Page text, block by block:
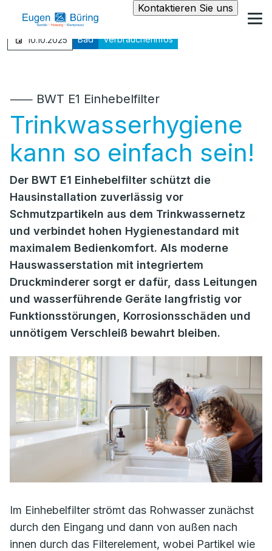
Kontaktieren Sie uns
10.10.2025 Bad Verbraucherinfos
⸺ BWT E1 Einhebelfilter
Trinkwasserhygiene
kann so einfach sein!
Der BWT E1 Einhebelfilter schützt die
Hausinstallation zuverlässig vor
Schmutzpartikeln aus dem Trinkwassernetz
und verbindet hohen Hygienestandard mit
maximalem Bedienkomfort. Als moderne
Hauswasserstation mit integriertem
Druckminderer sorgt er dafür, dass Leitungen
und wasserführende Geräte langfristig vor
Funktionsstörungen, Korrosionsschäden und
unnötigem Verschleiß bewahrt bleiben.
Im Einhebelfilter strömt das Rohwasser zunächst
durch den Eingang und dann von außen nach
innen durch das Filterelement, wobei Partikel wie